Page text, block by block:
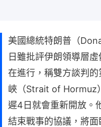
美國總統特朗普（
日雖批評伊朗領導層
在進行，稱雙方談判
峽（Strait of Hormuz
遲4日就會重新開放。
結束戰事的協議，將